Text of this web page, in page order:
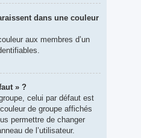
dans une couleur
aux membres d’un
» ?
celui par défaut est
de groupe affichés
permettre de changer
de l’utilisateur.